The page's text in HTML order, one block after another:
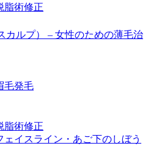
脂術修正
カルプ） – 女性のための薄毛治
毛発毛
脂術修正
ェイスライン・あご下のしぼう